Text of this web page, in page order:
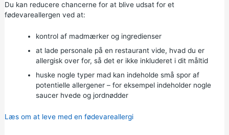
Du kan reducere chancerne for at blive udsat for et
fødevareallergen ved at:
kontrol af madmærker og ingredienser
at lade personale på en restaurant vide, hvad du er
allergisk over for, så det er ikke inkluderet i dit måltid
huske nogle typer mad kan indeholde små spor af
potentielle allergener – for eksempel indeholder nogle
saucer hvede og jordnødder
Læs om at leve med en fødevareallergi